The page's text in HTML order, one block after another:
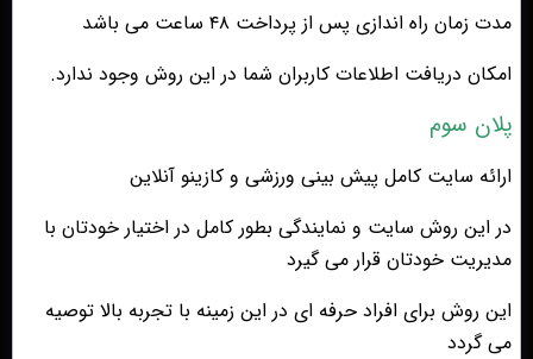
مدت زمان راه اندازی پس از پرداخت ۴۸ ساعت می باشد
امکان دریافت اطلاعات کاربران شما در این روش وجود ندارد.
پلان سوم
ارائه سایت کامل پیش بینی ورزشی و کازینو آنلاین
در این روش سایت و نمایندگی بطور کامل در اختیار خودتان با
مدیریت خودتان قرار می گیرد
این روش برای افراد حرفه ای در این زمینه با تجربه بالا توصیه
می گردد